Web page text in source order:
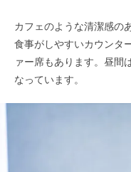
カフェのような清潔感の
食事がしやすいカウンタ
ァー席もあります。昼間
なっています。